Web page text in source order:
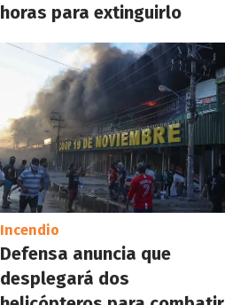
horas para extinguirlo
Incendio
Defensa anuncia que
desplegará dos